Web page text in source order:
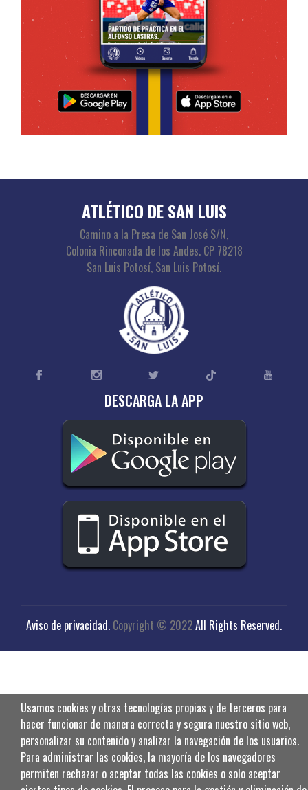
ATLÉTICO DE SAN LUIS
Camino a la Presa de San José S/N,
Colonia Rinconada de los Andes. CP 78218
San Luis Potosí, San Luis Potosí.
DESCARGA LA APP
Aviso de privacidad. Copyright © 2022All Rights Reserved.
Usamos cookies y otras tecnologías propias y de terceros para
hacer funcionar de manera correcta y segura nuestro sitio web,
personalizar su contenido y analizar la navegación de los usuarios.
Para administrar las cookies, la mayoría de los navegadores
permiten rechazar o aceptar todas las cookies o solo aceptar